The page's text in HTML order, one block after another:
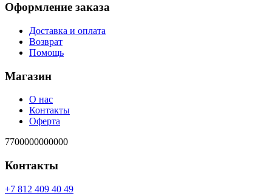
Оформление заказа
Доставка и оплата
Возврат
Помощь
Магазин
О нас
Контакты
Оферта
7700000000000
Контакты
94 04 904 218 7+